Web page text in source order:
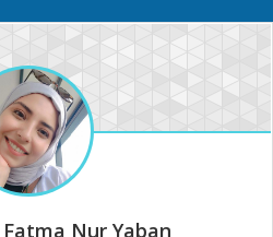
Mobil
Fatma Nur Yaban